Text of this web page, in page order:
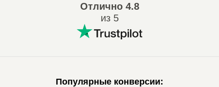
Отлично4.8
из 5
Популярные конверсии: